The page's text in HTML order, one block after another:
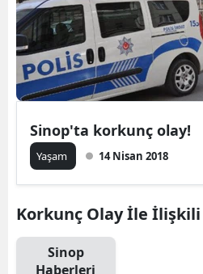
Sinop'ta korkunç olay!
Yaşam 14 Nisan 2018
Korkunç Olay İle
Sinop
Haberleri